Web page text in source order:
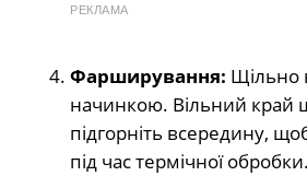
РЕКЛАМА
Фарширування: Щільно
начинкою. Вільний край
підгорніть всередину,
під час термічної обробки.